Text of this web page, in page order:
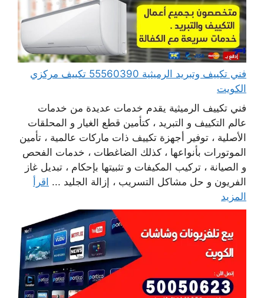
فني تكييف وتبريد الرميثية 55560390 تكييف مركزي
الكويت
فني تكييف الرميثية يقدم خدمات عديدة من خدمات
عالم التكييف و التبريد ، كتأمين قطع الغيار و المحلقات
الأصلية ، توفير أجهزة تكييف ذات ماركات عالمية ، تأمين
الموتورات بأنواعها ، كذلك الضاغطات ، خدمات الفحص
و الصيانة ، تركيب المكيفات و تثبيتها بإحكام ، تبديل غاز
الفريون و حل مشاكل التسريب ، إزالة الجليد ... اقرأ
المزيد